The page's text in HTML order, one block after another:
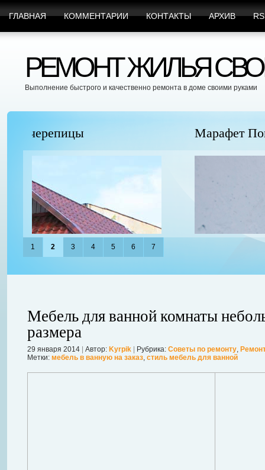
ГЛАВНАЯ КОММЕНТАРИИ КОНТАКТЫ АРХИВ
РЕМОНТ ЖИЛЬЯ
Выполнение быстрого и качественно ремонта в доме своими руками
Марафет Поможет с Любыми Видами
1 2 3 4 5 6 7
Мебель для ванной комнаты
размера
29 января 2014 Автор: Kyrpik Рубрика: Советы по ремонту,
Метки: мебель в ванную на заказ, стиль мебель для ванной